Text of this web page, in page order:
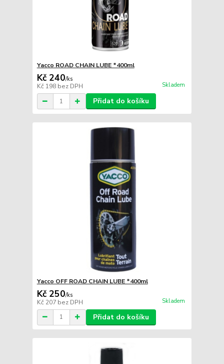
Yacco ROAD CHAIN LUBE *400ml
Kč 240/ks
Kč 198 bez DPH Skladem
Přidat do košíku
Yacco OFF ROAD CHAIN LUBE *400ml
Kč 250/ks
Kč 207 bez DPH Skladem
Přidat do košíku